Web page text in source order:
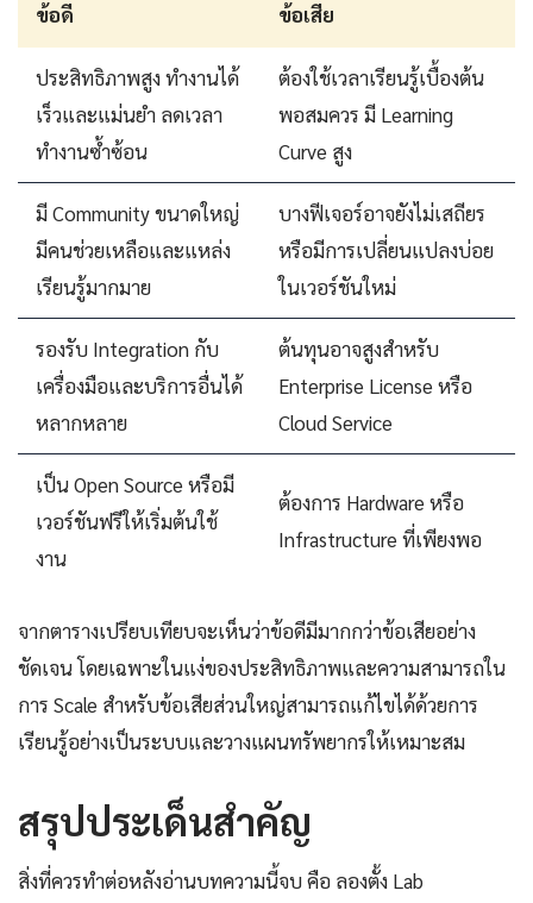
ข้อดี ข้อเสีย
ประสิทธิภาพสูง ทำงานได้
เร็วและแม่นยำ ลดเวลา
ทำงานซ้ำซ้อน
ต้องใช้เวลาเรียนรู้เบื้องต้น
พอสมควร มี Learning
Curve สูง
มี Community ขนาดใหญ่
มีคนช่วยเหลือและแหล่ง
เรียนรู้มากมาย
บางฟีเจอร์อาจยังไม่เสถียร
หรือมีการเปลี่ยนแปลงบ่อย
ในเวอร์ชันใหม่
รองรับ Integration กับ
เครื่องมือและบริการอื่นได้
หลากหลาย
ต้นทุนอาจสูงสำหรับ
Enterprise License หรือ
Cloud Service
เป็น Open Source หรือมี
เวอร์ชันฟรีให้เริ่มต้นใช้
งาน
ต้องการ Hardware หรือ
Infrastructure ที่เพียงพอ
จากตารางเปรียบเทียบจะเห็นว่าข้อดีมีมากกว่าข้อเสียอย่าง
ชัดเจน โดยเฉพาะในแง่ของประสิทธิภาพและความสามารถใน
การ Scale สำหรับข้อเสียส่วนใหญ่สามารถแก้ไขได้ด้วยการ
เรียนรู้อย่างเป็นระบบและวางแผนทรัพยากรให้เหมาะสม
สรุปประเด็นสำคัญ
สิ่งที่ควรทำต่อหลังอ่านบทความนี้จบ คือ ลองตั้ง Lab